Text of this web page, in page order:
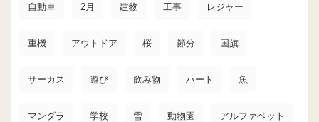
自動車 2月 建物 工事 レジャー
重機 アウトドア 桜 節分 国旗
サーカス 遊び 飲み物 ハート 魚
マンダラ 学校 雪 動物園 アルファベット